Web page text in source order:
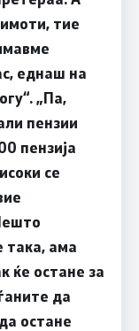
тие
еднаш на
„Па,
пензии
пензија
се
така, ама
ќе остане за
да
остане